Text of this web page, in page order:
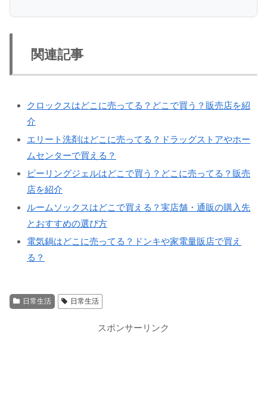
関連記事
クロックスはどこに売ってる？どこで買う？販売店を紹
介
エリート洗剤はどこに売ってる？ドラッグストアやホー
ムセンターで買える？
ピーリングジェルはどこで買う？どこに売ってる？販売
店を紹介
ルームソックスはどこで買える？実店舗・通販の購入先
とおすすめの選び方
電気鍋はどこに売ってる？ドンキや家電量販店で買え
る？
日常生活 日常生活
スポンサーリンク